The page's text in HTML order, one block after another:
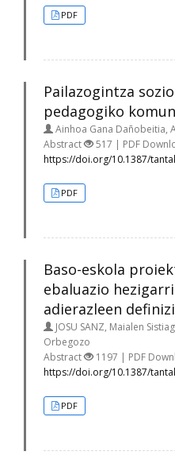
PDF
Pailazogintza
pedagogiko
Ainhoa Gana Dañobeitia,
Abstract
517 | PDF
https://doi.org/10.1387/
PDF
Baso-eskola
ebaluazio
adierazleen
JOSU SANZ, Maialen
Orbegozo
Abstract
1197 | PDF
https://doi.org/10.1387/
PDF